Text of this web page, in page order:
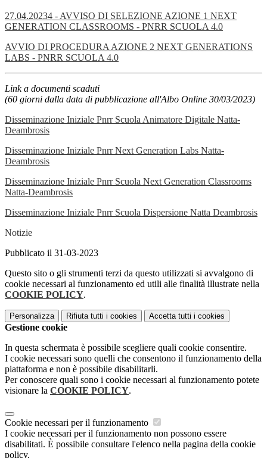
27.04.20234 - AVVISO DI SELEZIONE AZIONE 1 NEXT
GENERATION CLASSROOMS - PNRR SCUOLA 4.0
AVVIO DI PROCEDURA AZIONE 2 NEXT GENERATIONS
LABS - PNRR SCUOLA 4.0
Link a documenti scaduti
(60 giorni dalla data di pubblicazione all'Albo Online 30/03/2023)
Disseminazione Iniziale Pnrr Scuola Animatore Digitale Natta-
Deambrosis
Disseminazione Iniziale Pnrr Next Generation Labs Natta-
Deambrosis
Disseminazione Iniziale Pnrr Scuola Next Generation Classrooms
Natta-Deambrosis
Disseminazione Iniziale Pnrr Scuola Dispersione Natta Deambrosis
Notizie
Pubblicato il 31-03-2023
Questo sito o gli strumenti terzi da questo utilizzati si avvalgono di
cookie necessari al funzionamento ed utili alle finalità illustrate nella
COOKIE POLICY.
Personalizza Rifiuta tutti i cookies Accetta tutti i cookies
Gestione cookie
In questa schermata è possibile scegliere quali cookie consentire.
I cookie necessari sono quelli che consentono il funzionamento della
piattaforma e non è possibile disabilitarli.
Per conoscere quali sono i cookie necessari al funzionamento potete
visionare la COOKIE POLICY.
Cookie necessari per il funzionamento
I cookie necessari per il funzionamento non possono essere
disabilitati. È possibile consultare l'elenco nella pagina della cookie
policy.